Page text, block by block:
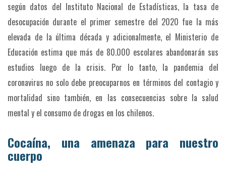
según datos del Instituto Nacional de Estadísticas, la tasa de
desocupación durante el primer semestre del 2020 fue la más
elevada de la última década y adicionalmente, el Ministerio de
Educación estima que más de 80.000 escolares abandonarán sus
estudios luego de la crisis. Por lo tanto, la pandemia del
coronavirus no solo debe preocuparnos en términos del contagio y
mortalidad sino también, en las consecuencias sobre la salud
mental y el consumo de drogas en los chilenos.
Cocaína, una amenaza para nuestro
cuerpo